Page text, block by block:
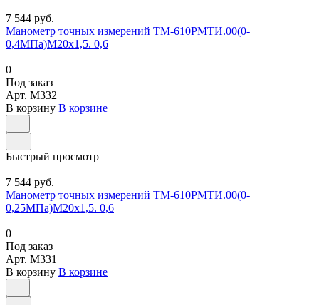
7 544 руб.
Манометр точных измерений ТМ-610РМТИ.00(0-
0,4МПа)М20х1,5. 0,6
0
Под заказ
Арт. M332
В корзину В корзине
Быстрый просмотр
7 544 руб.
Манометр точных измерений ТМ-610РМТИ.00(0-
0,25МПа)М20х1,5. 0,6
0
Под заказ
Арт. M331
В корзину В корзине